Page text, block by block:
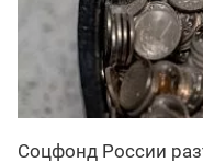
Соцфонд России